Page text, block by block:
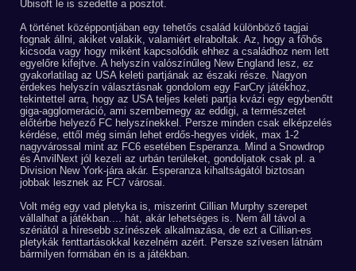
Ubisoft le is szedette a posztot.
A történet középpontjában egy tehetős család különböző tagjai
fognak állni, akiket valakik, valamiért elraboltak. Az, hogy a főhős
kicsoda vagy hogy miként kapcsolódik ehhez a családhoz nem lett
egyelőre kifejtve. A helyszín valószínűleg New England lesz, ez
gyakorlatilag az USA keleti partjának az északi része. Nagyon
érdekes helyszín választásnak gondolom egy FarCry játékhoz,
tekintettel arra, hogy az USA teljes keleti partja kvázi egy egybenőtt
giga-agglomeráció, ami szembemegy az eddigi, a természetet
előtérbe helyező FC helyszínekkel. Persze minden csak elképzelés
kérdése, ettől még simán lehet erdős-hegyes vidék, max 1-2
nagyvárossal mint az FC6 esetében Esperanza. Mind a Snowdrop
és AnvilNext jól kezeli az urbán terüleket, gondoljatok csak pl. a
Division New York-jára akár. Esperanza kihaltságától biztosan
jobbak lesznek az FC7 városai.
Volt még egy vad pletyka is, miszerint Cillian Murphy szerepet
vállalhat a játékban.... hát, akár lehetséges is. Nem áll távol a
szériától a híresebb színészek alkalmazása, de ezt a Cillian-es
pletykák fenttartásokkal kezelném azért. Persze szívesen látnám
bármilyen formában én is a játékban.